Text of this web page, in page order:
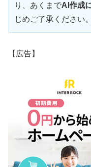
り、あくまでAI作成
じめご了承ください。
【広告】